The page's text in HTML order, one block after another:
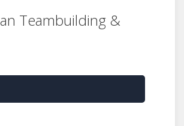
Teambuilding &